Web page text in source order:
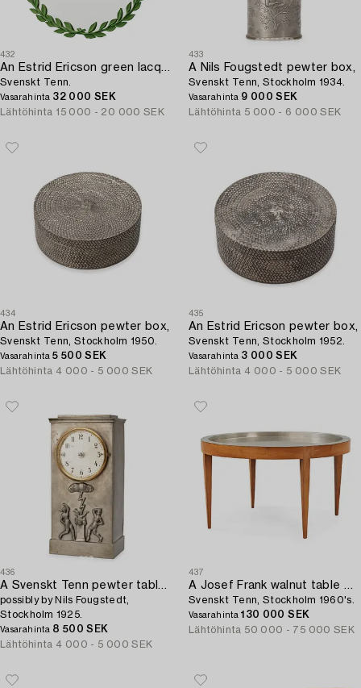
432
An Estrid Ericson green lacquered pewter mirror,
Svenskt Tenn.
Vasarahinta 32 000 SEK
Lähtöhinta 15 000 - 20 000 SEK
433
A Nils Fougstedt pewter box,
Svenskt Tenn, Stockholm 1934.
Vasarahinta 9 000 SEK
Lähtöhinta 5 000 - 6 000 SEK
434
An Estrid Ericson pewter box,
Svenskt Tenn, Stockholm 1950.
Vasarahinta5 500 SEK
Lähtöhinta 4 000 - 5 000 SEK
435
An Estrid Ericson pewter box,
Svenskt Tenn, Stockholm 1952.
Vasarahinta 3 000 SEK
Lähtöhinta 4 000 - 5 000 SEK
436
A Svenskt Tenn pewter table clock,
possibly by Nils Fougstedt,
Stockholm 1925.
Vasarahinta 8 500 SEK
Lähtöhinta 4 000 - 5 000 SEK
437
A Josef Frank walnut table with pewter top,
Svenskt Tenn, Stockholm 1960's.
Vasarahinta130 000 SEK
Lähtöhinta 50 000 - 75 000 SEK